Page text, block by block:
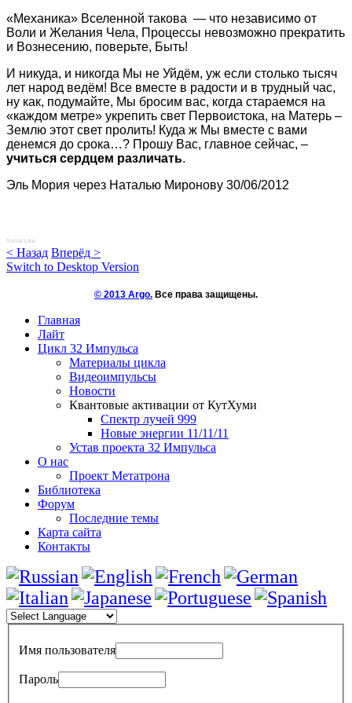
«Механика» Вселенной такова — что независимо от
Воли и Желания Чела, Процессы невозможно прекратить
и Вознесению, поверьте, Быть!
И никуда, и никогда Мы не Уйдём, уж если столько тысяч
лет народ ведём! Все вместе в радости и в трудный час,
ну как, подумайте, Мы бросим вас, когда стараемся на
«каждом метре» укрепить свет Первоистока, на Матерь –
Землю этот свет пролить! Куда ж Мы вместе с вами
денемся до срока…? Прошу Вас, главное сейчас, –
учиться сердцем различать.
Эль Мория через Наталью Миронову 30/06/2012
Social Like
< Назад Вперёд >
Switch to Desktop Version
© 2013 Argo. Все права защищены.
Главная
Лайт
Цикл 32 Импульса
Материалы цикла
Видеоимпульсы
Новости
Квантовые активации от КутХуми
Спектр лучей 999
Новые энергии 11/11/11
Устав проекта 32 Импульса
О нас
Проект Метатрона
Библиотека
Форум
Последние темы
Карта сайта
Контакты
Имя пользователя
Пароль